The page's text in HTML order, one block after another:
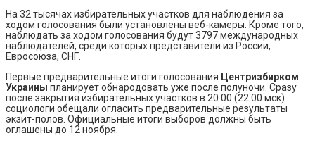
На 32 тысячах избирательных участков для наблюдения за
ходом голосования были установлены веб-камеры. Кроме того,
наблюдать за ходом голосования будут 3797 международных
наблюдателей, среди которых представители из России,
Евросоюза, СНГ.
Первые предварительные итоги голосования Центризбирком
Украины планирует обнародовать уже после полуночи. Сразу
после закрытия избирательных участков в 20:00 (22:00 мск)
социологи обещали огласить предварительные результаты
экзит-полов. Официальные итоги выборов должны быть
оглашены до 12 ноября.